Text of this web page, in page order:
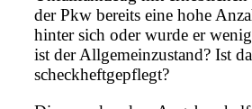
der Pkw bereits eine hohe
hinter sich oder wurde er
ist der Allgemeinzustand? Ist
scheckheftgepflegt?